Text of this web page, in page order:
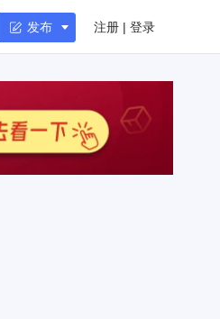
发布 注册 | 登录